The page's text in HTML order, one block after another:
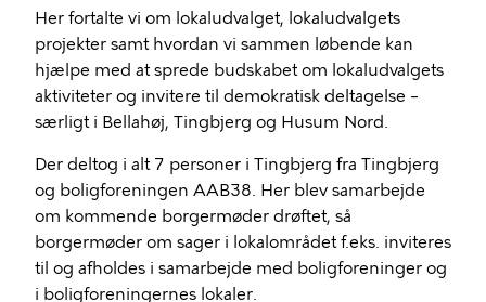
Her fortalte vi om lokaludvalget, lokaludvalgets
projekter samt hvordan vi sammen løbende kan
hjælpe med at sprede budskabet om lokaludvalgets
aktiviteter og invitere til demokratisk deltagelse –
særligt i Bellahøj, Tingbjerg og Husum Nord.
Der deltog i alt 7 personer i Tingbjerg fra Tingbjerg
og boligforeningen AAB38. Her blev samarbejde
om kommende borgermøder drøftet, så
borgermøder om sager i lokalområdet f.eks. inviteres
til og afholdes i samarbejde med boligforeninger og
i boligforeningernes lokaler.